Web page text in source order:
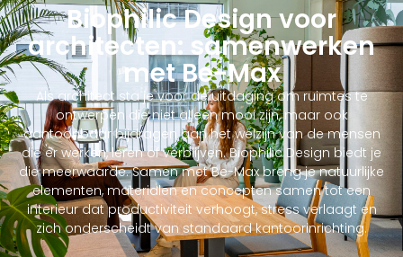
Biophilic Design voor
architecten: samenwerken
met Be-Max
Als architect sta je voor de uitdaging om ruimtes te
ontwerpen die niet alleen mooi zijn, maar ook
aantoonbaar bijdragen aan het welzijn van de mensen
die er werken, leren of verblijven. Biophilic Design biedt je
die meerwaarde. Samen met Be-Max breng je natuurlijke
elementen, materialen en concepten samen tot een
interieur dat productiviteit verhoogt, stress verlaagt en
zich onderscheidt van standaard kantoorinrichting.